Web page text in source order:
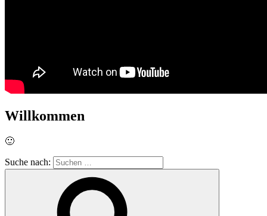
Willkommen
🙂
Suche nach: